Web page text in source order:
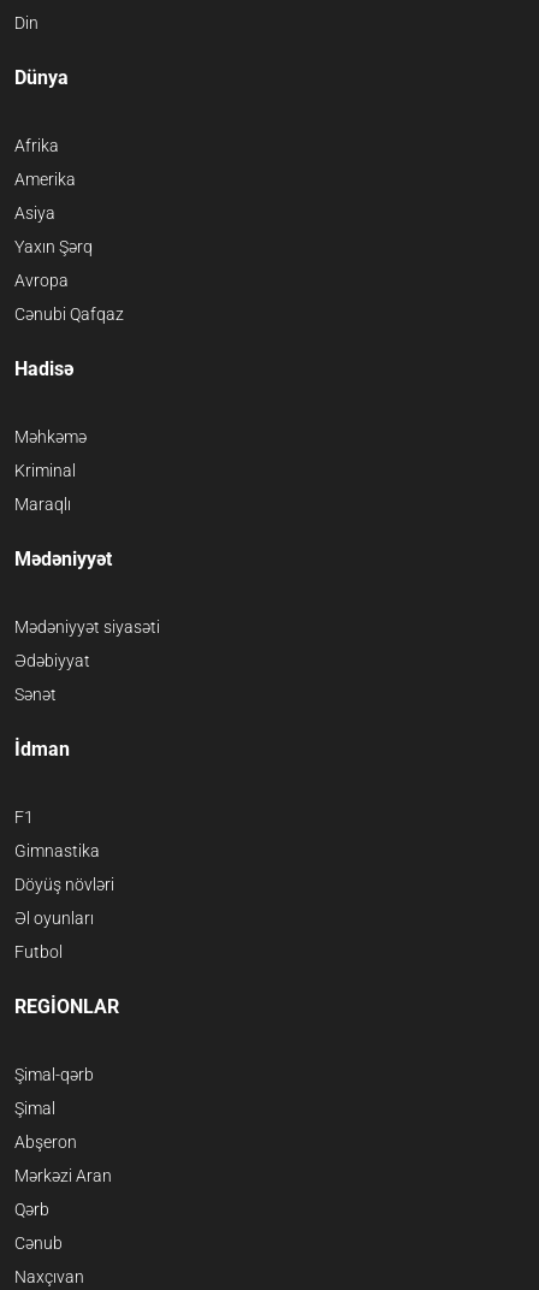
Din
Dünya
Afrika
Amerika
Asiya
Yaxın Şərq
Avropa
Cənubi Qafqaz
Hadisə
Məhkəmə
Kriminal
Maraqlı
Mədəniyyət
Mədəniyyət siyasəti
Ədəbiyyat
Sənət
İdman
F1
Gimnastika
Döyüş növləri
Əl oyunları
Futbol
REGİONLAR
Şimal-qərb
Şimal
Abşeron
Mərkəzi Aran
Qərb
Cənub
Naxçıvan